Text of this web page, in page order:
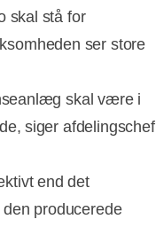
skal stå for
ser store
skal være i
siger afdelingschef
end det
producerede